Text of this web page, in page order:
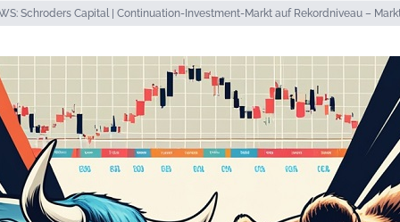
Schroders Capital | Continuation-Investment-Markt auf Rekordniveau –